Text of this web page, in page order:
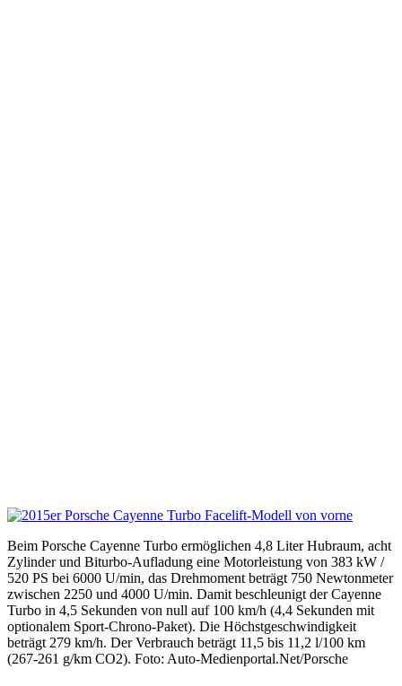
Beim Porsche Cayenne Turbo ermöglichen 4,8 Liter Hubraum, acht
Zylinder und Biturbo-Aufladung eine Motorleistung von 383 kW /
520 PS bei 6000 U/min, das Drehmoment beträgt 750 Newtonmeter
zwischen 2250 und 4000 U/min. Damit beschleunigt der Cayenne
Turbo in 4,5 Sekunden von null auf 100 km/h (4,4 Sekunden mit
optionalem Sport-Chrono-Paket). Die Höchstgeschwindigkeit
beträgt 279 km/h. Der Verbrauch beträgt 11,5 bis 11,2 l/100 km
(267-261 g/km CO2). Foto: Auto-Medienportal.Net/Porsche